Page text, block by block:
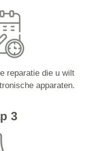
reparatie die u wilt
apparaten.
3